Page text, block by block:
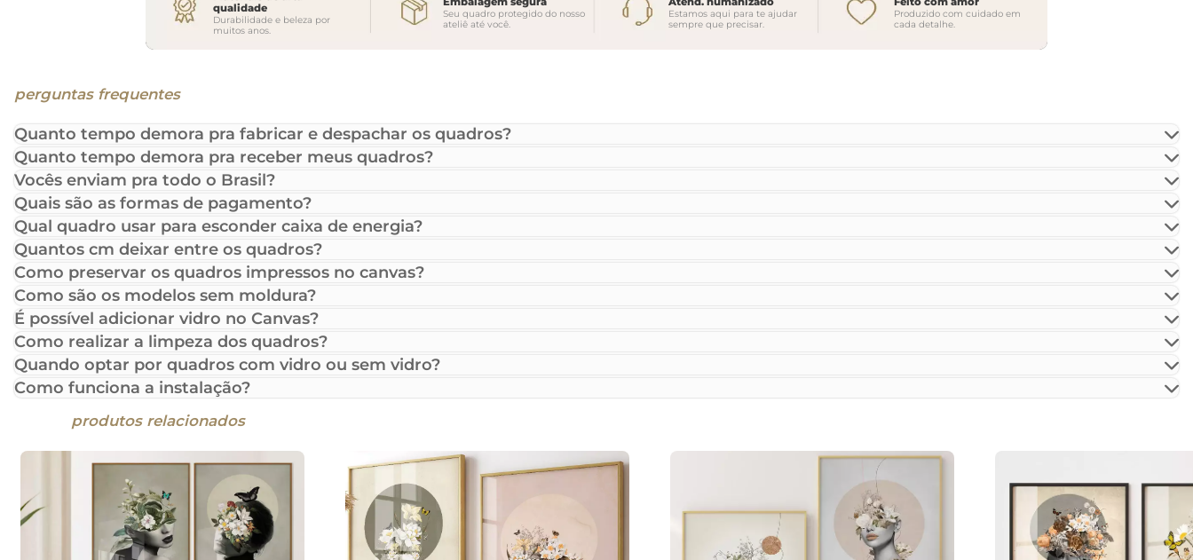
qualidade
Durabilidade e beleza por
muitos anos.
Seu quadro protegido do nosso
ateliê até você.
Estamos aqui para te ajudar
sempre que precisar.
Produzido com cuidado em
cada detalhe.
perguntas frequentes
Quanto tempo demora pra fabricar e despachar os quadros?
Quanto tempo demora pra receber meus quadros?
Vocês enviam pra todo o Brasil?
Quais são as formas de pagamento?
Qual quadro usar para esconder caixa de energia?
Quantos cm deixar entre os quadros?
Como preservar os quadros impressos no canvas?
Como são os modelos sem moldura?
É possível adicionar vidro no Canvas?
Como realizar a limpeza dos quadros?
Quando optar por quadros com vidro ou sem vidro?
Como funciona a instalação?
produtos relacionados